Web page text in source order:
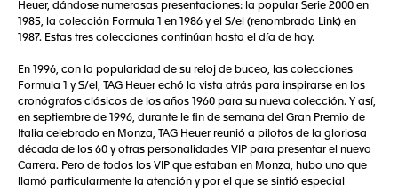
Heuer, dándose numerosas presentaciones: la popular Serie 2000 en
1985, la colección Formula 1 en 1986 y el S/el (renombrado Link) en
1987. Estas tres colecciones continúan hasta el día de hoy.
En 1996, con la popularidad de su reloj de buceo, las colecciones
Formula 1 y S/el, TAG Heuer echó la vista atrás para inspirarse en los
cronógrafos clásicos de los años 1960 para su nueva colección. Y así,
en septiembre de 1996, durante le fin de semana del Gran Premio de
Italia celebrado en Monza, TAG Heuer reunió a pilotos de la gloriosa
década de los 60 y otras personalidades VIP para presentar el nuevo
Carrera. Pero de todos los VIP que estaban en Monza, hubo uno que
llamó particularmente la atención y por el que se sintió especial